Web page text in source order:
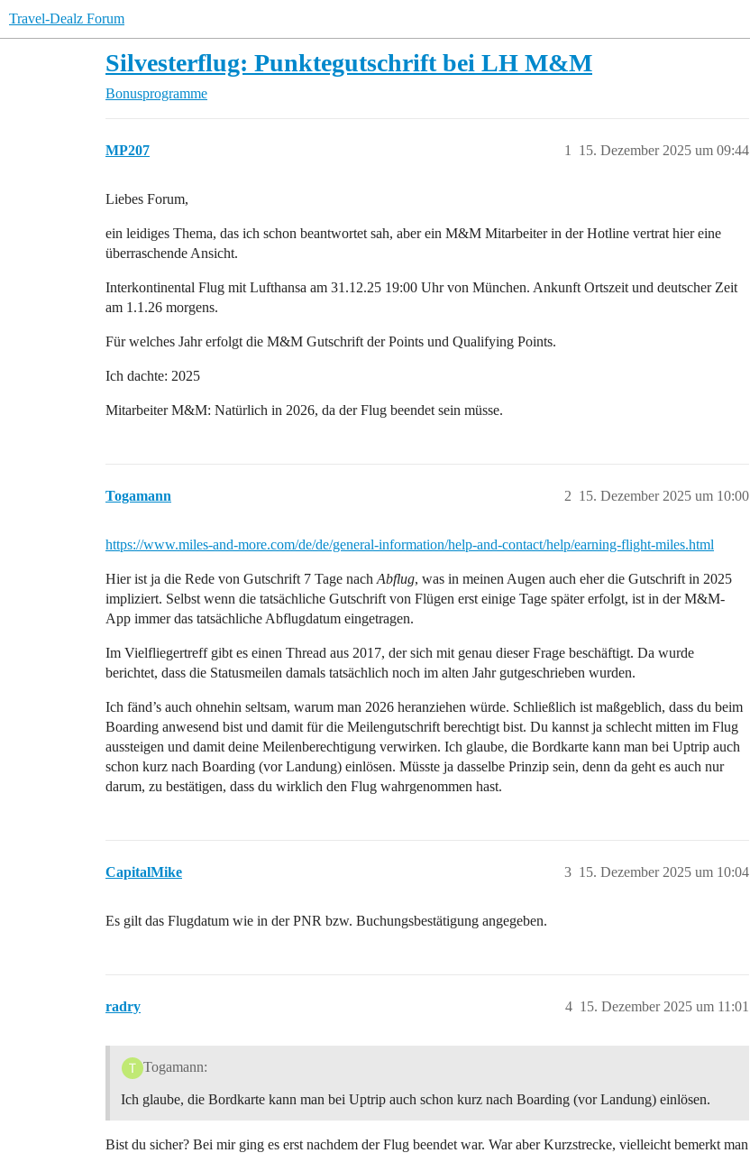
Travel-Dealz Forum
Silvesterflug: Punktegutschrift bei LH M&M
Bonusprogramme
MP207 15. Dezember 2025 um 09:44
1
Liebes Forum,
ein leidiges Thema, das ich schon beantwortet sah, aber ein M&M Mitarbeiter in der Hotline vertrat hier eine
überraschende Ansicht.
Interkontinental Flug mit Lufthansa am 31.12.25 19:00 Uhr von München. Ankunft Ortszeit und deutscher Zeit
am 1.1.26 morgens.
Für welches Jahr erfolgt die M&M Gutschrift der Points und Qualifying Points.
Ich dachte: 2025
Mitarbeiter M&M: Natürlich in 2026, da der Flug beendet sein müsse.
Togamann 15. Dezember 2025 um 10:00
2
https://www.miles-and-more.com/de/de/general-information/help-and-contact/help/earning-flight-miles.html
Hier ist ja die Rede von Gutschrift 7 Tage nach Abflug, was in meinen Augen auch eher die Gutschrift in 2025
impliziert. Selbst wenn die tatsächliche Gutschrift von Flügen erst einige Tage später erfolgt, ist in der M&M-
App immer das tatsächliche Abflugdatum eingetragen.
Im Vielfliegertreff gibt es einen Thread aus 2017, der sich mit genau dieser Frage beschäftigt. Da wurde
berichtet, dass die Statusmeilen damals tatsächlich noch im alten Jahr gutgeschrieben wurden.
Ich fänd’s auch ohnehin seltsam, warum man 2026 heranziehen würde. Schließlich ist maßgeblich, dass du beim
Boarding anwesend bist und damit für die Meilengutschrift berechtigt bist. Du kannst ja schlecht mitten im Flug
aussteigen und damit deine Meilenberechtigung verwirken. Ich glaube, die Bordkarte kann man bei Uptrip auch
schon kurz nach Boarding (vor Landung) einlösen. Müsste ja dasselbe Prinzip sein, denn da geht es auch nur
darum, zu bestätigen, dass du wirklich den Flug wahrgenommen hast.
CapitalMike 15. Dezember 2025 um 10:04
3
Es gilt das Flugdatum wie in der PNR bzw. Buchungsbestätigung angegeben.
radry 15. Dezember 2025 um 11:01
4
Togamann:
Ich glaube, die Bordkarte kann man bei Uptrip auch schon kurz nach Boarding (vor Landung) einlösen.
Bist du sicher? Bei mir ging es erst nachdem der Flug beendet war. War aber Kurzstrecke, vielleicht bemerkt man